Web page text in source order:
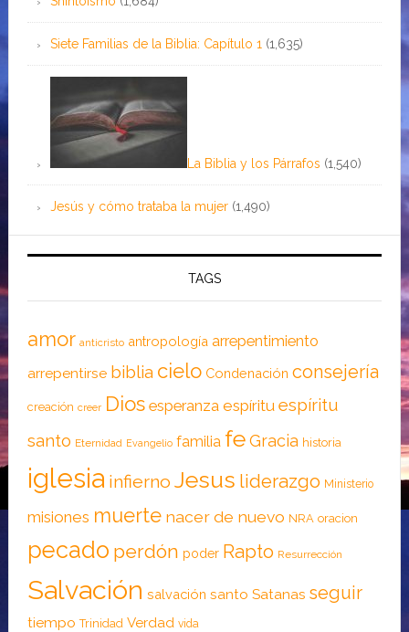
Siete Familias de la Biblia: Capítulo 1 (1,635)
La Biblia y los Párrafos (1,540)
Jesús y cómo trataba la mujer (1,490)
TAGS
amor anticristo antropología arrepentimiento
arrepentirse biblia cielo Condenación consejería
creación creer Dios esperanza espíritu espíritu
santo Eternidad Evangelio familia feGracia historia
iglesia infierno Jesus liderazgo Ministerio
misiones muerte nacer de nuevo NRA oracion
pecado perdón poder Rapto Resurrección
Salvación salvación santo Satanas seguir
tiempo Trinidad Verdad vida